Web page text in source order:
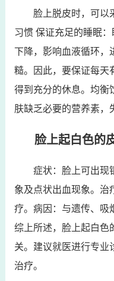
脸上脱皮时，可以
习惯 保证充足的睡眠
下降，影响血液循环，
糙。因此，要保证每天
得到充分的休息。均衡
肤缺乏必要的营养素，
脸上起白色的
症状：脸上可出现
象及点状出血现象。治
疗。病因：与遗传、吸
综上所述，脸上起白色
关。建议就医进行专业
治疗。